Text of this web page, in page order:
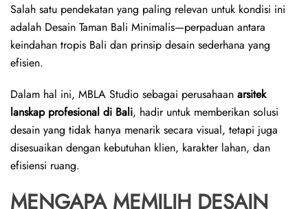
Salah satu pendekatan yang paling relevan untuk kondisi ini
adalah Desain Taman Bali Minimalis—perpaduan antara
keindahan tropis Bali dan prinsip desain sederhana yang
efisien.
Dalam hal ini, MBLA Studio sebagai perusahaan arsitek
lanskap profesional di Bali, hadir untuk memberikan solusi
desain yang tidak hanya menarik secara visual, tetapi juga
disesuaikan dengan kebutuhan klien, karakter lahan, dan
efisiensi ruang.
MENGAPA MEMILIH DESAIN